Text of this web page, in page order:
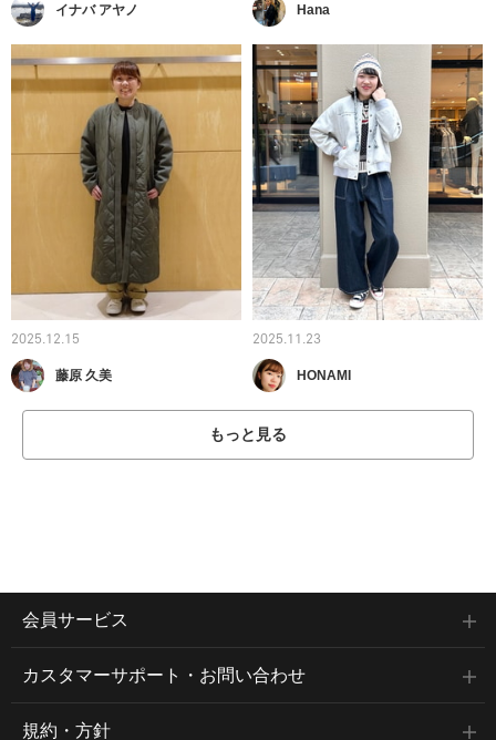
イナバ アヤノ Hana
2025.12.15
藤原 久美
2025.11.23
HONAMI
もっと見る
会員サービス
カスタマーサポート・お問い合わせ
規約・方針